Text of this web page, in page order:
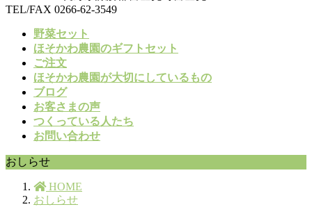
TEL/FAX 0266-62-3549
野菜セット
ほそかわ農園のギフトセット
ご注文
ほそかわ農園が大切にしているもの
ブログ
お客さまの声
つくっている人たち
お問い合わせ
おしらせ
HOME
おしらせ